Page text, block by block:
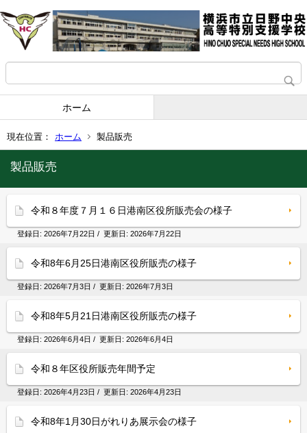
ホーム
現在位置： ホーム 製品販売
製品販売
令和８年度７月１６日港南区役所販売会の様子
登録日: 2026年7月22日 / 更新日: 2026年7月22日
令和8年6月25日港南区役所販売の様子
登録日: 2026年7月3日 / 更新日: 2026年7月3日
令和8年5月21日港南区役所販売の様子
登録日: 2026年6月4日 / 更新日: 2026年6月4日
令和８年区役所販売年間予定
登録日: 2026年4月23日 / 更新日: 2026年4月23日
令和8年1月30日がれりあ展示会の様子